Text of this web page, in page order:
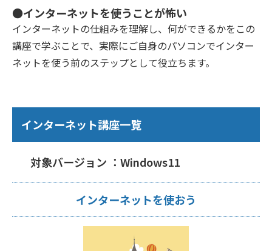
●インターネットを使うことが怖い
インターネットの仕組みを理解し、何ができるかをこの
講座で学ぶことで、実際にご自身のパソコンでインター
ネットを使う前のステップとして役立ちます。
インターネット講座一覧
対象バージョン ：Windows11
インターネットを使おう